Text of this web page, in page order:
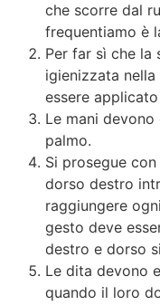
che scorre dal
frequentiamo è
Per far sì che la
igienizzata
essere
Le mani
palmo.
Si prosegue con
dorso destro
raggiungere
gesto deve
destro e dorso
Le dita devono
quando il loro